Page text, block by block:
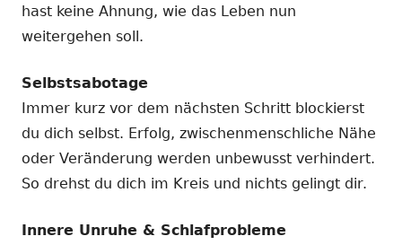
hast keine Ahnung, wie das Leben nun
weitergehen soll.
Selbstsabotage
Immer kurz vor dem nächsten Schritt blockierst
du dich selbst. Erfolg, zwischenmenschliche Nähe
oder Veränderung werden unbewusst verhindert.
So drehst du dich im Kreis und nichts gelingt dir.
Innere Unruhe & Schlafprobleme